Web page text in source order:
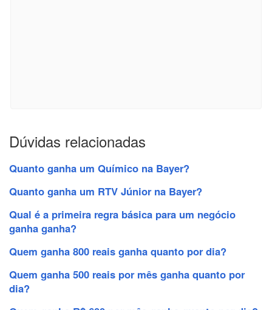
Dúvidas relacionadas
Quanto ganha um Químico na Bayer?
Quanto ganha um RTV Júnior na Bayer?
Qual é a primeira regra básica para um negócio
ganha ganha?
Quem ganha 800 reais ganha quanto por dia?
Quem ganha 500 reais por mês ganha quanto por
dia?